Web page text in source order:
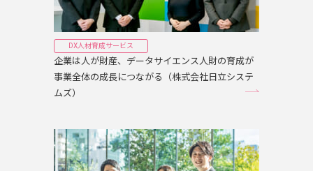
DX人材育成サービス
企業は人が財産、データサイエンス人財の育成が
事業全体の成長につながる（株式会社日立システ
ムズ）